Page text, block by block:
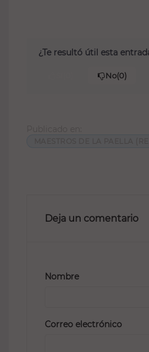
¿Te resultó útil esta
No(0)
Deja un comentario
Nombre
Correo electrónico